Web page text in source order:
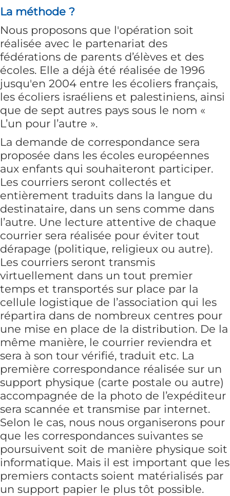
La méthode ?
Nous proposons que l'opération soit
réalisée avec le partenariat des
fédérations de parents d’élèves et des
écoles. Elle a déjà été réalisée de 1996
jusqu'en 2004 entre les écoliers français,
les écoliers israéliens et palestiniens, ainsi
que de sept autres pays sous le nom «
L’un pour l’autre ».
La demande de correspondance sera
proposée dans les écoles européennes
aux enfants qui souhaiteront participer.
Les courriers seront collectés et
entièrement traduits dans la langue du
destinataire, dans un sens comme dans
l’autre. Une lecture attentive de chaque
courrier sera réalisée pour éviter tout
dérapage (politique, religieux ou autre).
Les courriers seront transmis
virtuellement dans un tout premier
temps et transportés sur place par la
cellule logistique de l’association qui les
répartira dans de nombreux centres pour
une mise en place de la distribution. De la
même manière, le courrier reviendra et
sera à son tour vérifié, traduit etc. La
première correspondance réalisée sur un
support physique (carte postale ou autre)
accompagnée de la photo de l’expéditeur
sera scannée et transmise par internet.
Selon le cas, nous nous organiserons pour
que les correspondances suivantes se
poursuivent soit de manière physique soit
informatique. Mais il est important que les
premiers contacts soient matérialisés par
un support papier le plus tôt possible.